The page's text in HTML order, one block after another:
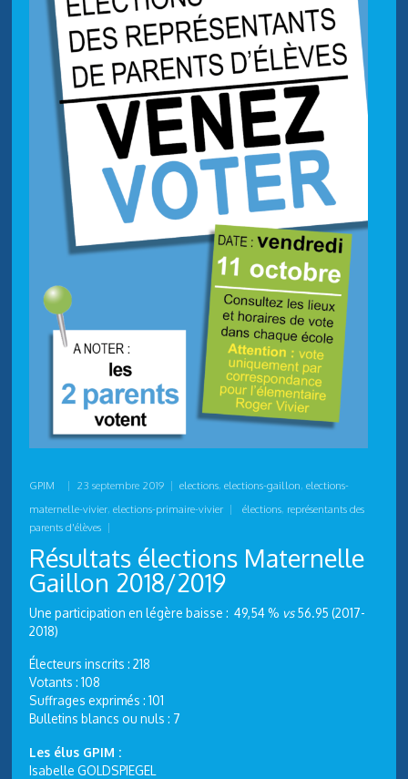
GPIM | 23 septembre 2019 | elections,elections-gaillon,elections-
maternelle-vivier,elections-primaire-vivier | élections, représentants des
parents d'élèves |
Résultats élections Maternelle
Gaillon 2018/2019
Une participation en légère baisse : 49,54 % vs56.95 (2017-
2018)
Électeurs inscrits : 218
Votants : 108
Suffrages exprimés : 101
Bulletins blancs ou nuls : 7
Les élus GPIM :
Isabelle GOLDSPIEGEL